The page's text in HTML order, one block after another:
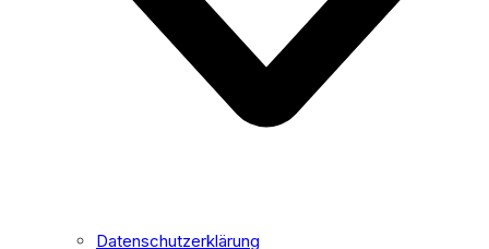
Datenschutzerklärung